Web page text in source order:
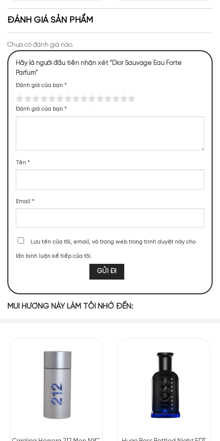
Mùi hương của Dior Sauvage Eau Forte
NHỮNG NOTE HƯƠNG THEO CẢM NHẬN
Nhựa Elemi Nốt Hương Cay
Mùi hương của Dior Sauvage Eau Forte là sự hòa quyện hoàn
hảo của những tầng hương tinh tế. Nốt hương đầu bùng nổ
ĐÁNH GIÁ SẢN PHẨM
Chưa có đánh giá nào.
Hãy là người đầu tiên nhận xét “Dior Sauvage Eau Forte
Parfum”
Đánh giá của bạn *
Đánh giá của bạn *
Tên *
Email *
Lưu tên của tôi, email, và trang web trong trình duyệt này cho
lần bình luận kế tiếp của tôi.
MÙI HƯƠNG NÀY LÀM TÔI NHỚ ĐẾN: